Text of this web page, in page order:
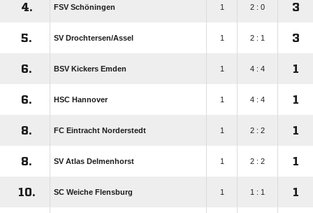
4. FSV Schöningen 1 2 : 0 3
5. SV Drochtersen/​Assel 1 2 : 1 3
6. BSV Kickers Emden 1 4 : 4 1
6. HSC Hannover 1 4 : 4 1
8. FC Eintracht Norderstedt 1 2 : 2 1
8. SV Atlas Delmenhorst 1 2 : 2 1
10. SC Weiche Flensburg 1 1 : 1 1